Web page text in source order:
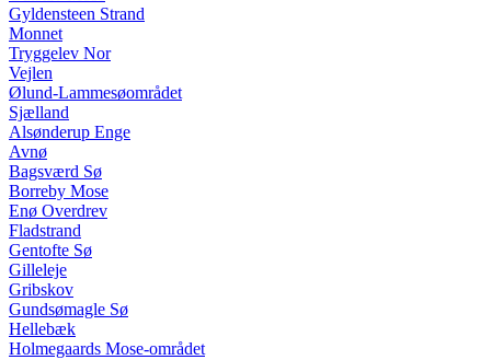
Gyldensteen Strand
Monnet
Tryggelev Nor
Vejlen
Ølund-Lammesøområdet
Sjælland
Alsønderup Enge
Avnø
Bagsværd Sø
Borreby Mose
Enø Overdrev
Fladstrand
Gentofte Sø
Gilleleje
Gribskov
Gundsømagle Sø
Hellebæk
Holmegaards Mose-området